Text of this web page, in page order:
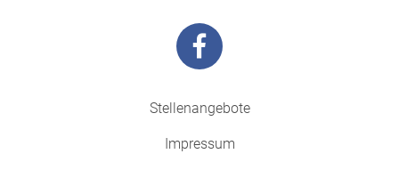
Stellenangebote
Impressum